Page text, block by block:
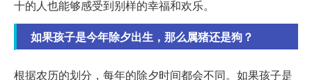
十的人也能够感受到别样的幸福和欢乐。
如果孩子是今年除夕出生，那么属猪还是狗？
根据农历的划分，每年的除夕时间都会不同。如果孩子是